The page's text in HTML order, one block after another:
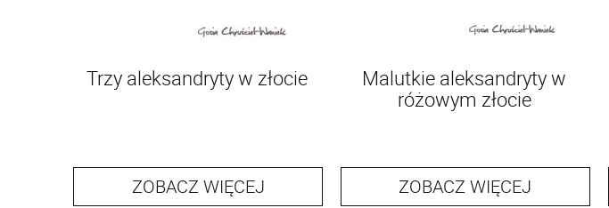
Trzy aleksandryty w złocie
ZOBACZ WIĘCEJ
Malutkie aleksandryty w
różowym złocie
ZOBACZ WIĘCEJ